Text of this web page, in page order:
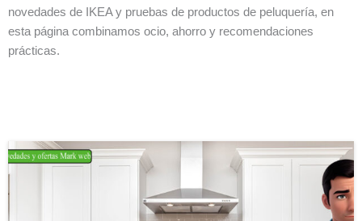
novedades de IKEA y pruebas de productos de peluquería, en
esta página combinamos ocio, ahorro y recomendaciones
prácticas.